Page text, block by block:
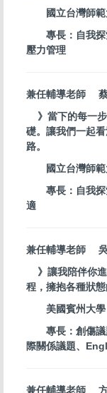
國立台灣師範
專長：自我探
壓力管理
兼任輔導老師
》當下的每一步
礎。 讓我們一起
路。
國立台灣師範
專長：自我探
適
兼任輔導老師
》讓我陪伴你進
程，擁抱各種狀態
美國賓州大學
專長：創傷議
際關係議題、
兼任輔導老師